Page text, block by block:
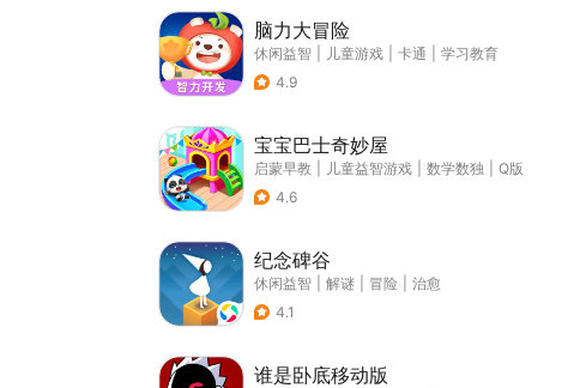
脑力大冒险
休闲益智 儿童游戏 卡通
学习教育
4.9
宝宝巴士奇妙屋
启蒙早教 儿童益智游戏 数学数独
Q版
4.6
纪念碑谷
休闲益智 解谜 冒险
治愈
4.1
谁是卧底移动版